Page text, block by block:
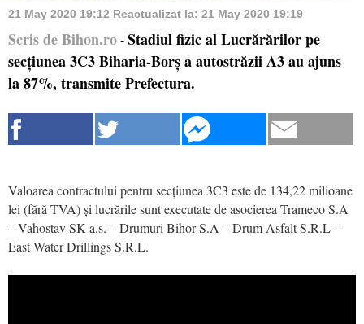
21 May 2020 19:12 Reactualizat la: 21 May 2020 19:19
Scris de Bihon.ro - Stadiul fizic al Lucrărărilor pe
secțiunea 3C3 Biharia-Borș a autostrăzii A3 au ajuns
la 87%, transmite Prefectura.
Valoarea contractului pentru secțiunea 3C3 este de 134,22 milioane
lei (fără TVA) și lucrările sunt executate de asocierea Trameco S.A
– Vahostav SK a.s. – Drumuri Bihor S.A – Drum Asfalt S.R.L –
East Water Drillings S.R.L.